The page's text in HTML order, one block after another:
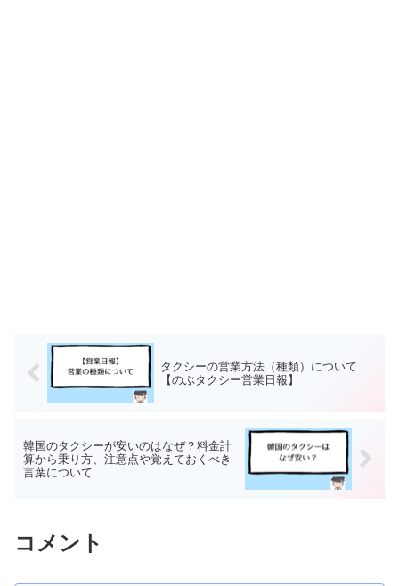
タクシーの営業方法（種類）について
【のぶタクシー営業日報】
韓国のタクシーが安いのはなぜ？料金計
算から乗り方、注意点や覚えておくべき
言葉について
コメント